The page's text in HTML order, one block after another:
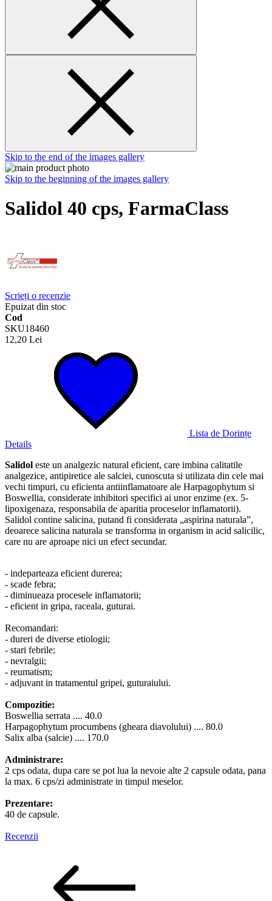
Skip to the end of the images gallery
Skip to the beginning of the images gallery
Salidol 40 cps, FarmaClass
Scrieți o recenzie
Epuizat din stoc
Cod
SKU18460
12,20 Lei
Lista de Dorințe
Details
Salidol este un analgezic natural eficient, care imbina calitatile
analgezice, antipiretice ale salciei, cunoscuta si utilizata din cele mai
vechi timpuri, cu eficienta antiinflamatoare ale Harpagophytum si
Boswellia, considerate inhibitori specifici ai unor enzime (ex. 5-
lipoxigenaza, responsabila de aparitia proceselor inflamatorii).
Salidol contine salicina, putand fi considerata „aspirina naturala”,
deoarece salicina naturala se transforma in organism in acid salicilic,
care nu are aproape nici un efect secundar.
- indeparteaza eficient durerea;
- scade febra;
- diminueaza procesele inflamatorii;
- eficient in gripa, raceala, guturai.
Recomandari:
- dureri de diverse etiologii;
- stari febrile;
- nevralgii;
- reumatism;
- adjuvant in tratamentul gripei, guturaiului.
Compozitie:
Boswellia serrata .... 40.0
Harpagophytum procumbens (gheara diavolului) .... 80.0
Salix alba (salcie) .... 170.0
Administrare:
2 cps odata, dupa care se pot lua la nevoie alte 2 capsule odata, pana
la max. 6 cps/zi administrate in timpul meselor.
Prezentare:
40 de capsule.
Recenzii